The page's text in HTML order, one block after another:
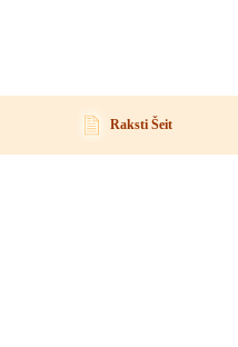
Raksti Šeit